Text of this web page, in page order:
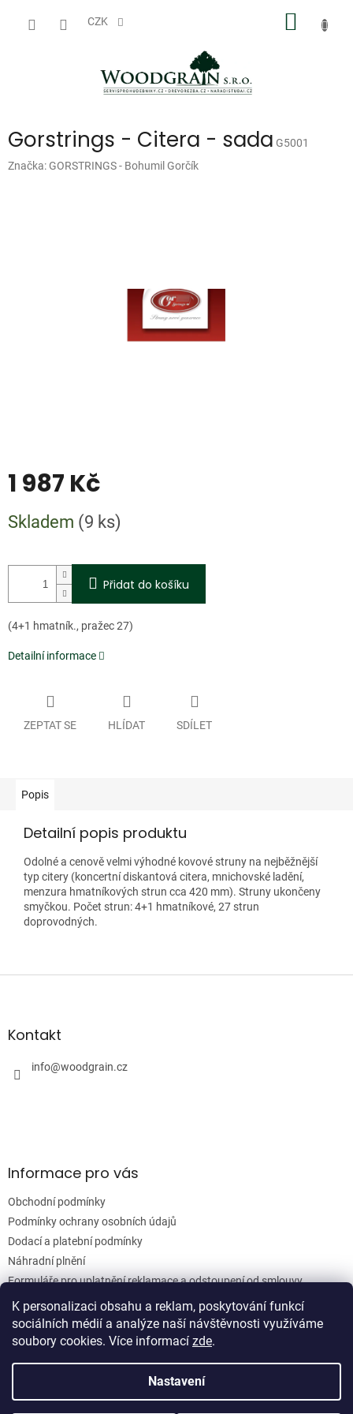
K personalizaci obsahu a reklam, poskytování funkcí
sociálních médií a analýze naší návštěvnosti využíváme
soubory cookies. Více informací zde.
Nastavení
CZK
Gorstrings - Citera - sada G5001
Značka: GORSTRINGS - Bohumil Gorčík
1 987 Kč
cena:
Skladem (9 ks)
Přidat do košíku
(4+1 hmatník., pražec 27)
Detailní informace
ZEPTAT SE HLÍDAT SDÍLET
Popis
Detailní popis produktu
Odolné a cenově velmi výhodné kovové struny na nejběžnější
typ citery (koncertní diskantová citera, mnichovské ladění,
menzura hmatníkových strun cca 420 mm). Struny ukončeny
smyčkou. Počet strun: 4+1 hmatníkové, 27 strun
doprovodných.
Z
aKontakt
info@woodgrain.cz
Informace pro vás
Obchodní podmínky
Podmínky ochrany osobních údajů
Dodací a platební podmínky
Náhradní plnění
Formuláře pro uplatnění reklamace a odstoupení od smlouvy
Moje objednávka